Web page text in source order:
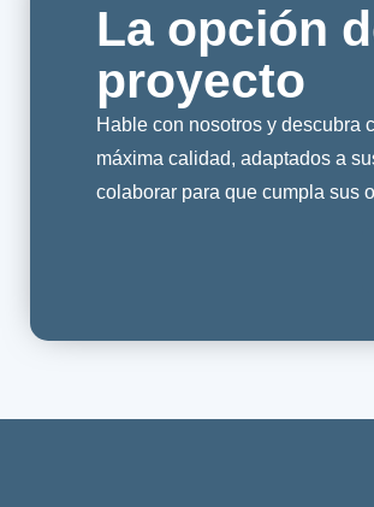
La opción
proyecto
Hable con nosotros y descubra
máxima calidad, adaptados a
colaborar para que cumpla sus